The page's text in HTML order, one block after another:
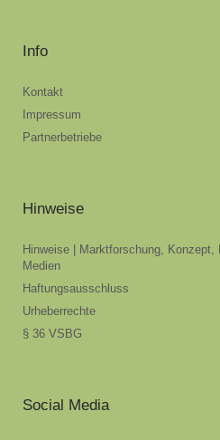
Info
Kontakt
Impressum
Partnerbetriebe
Hinweise
Hinweise | Marktforschung,
Medien
Haftungsausschluss
Urheberrechte
§ 36 VSBG
Social Media